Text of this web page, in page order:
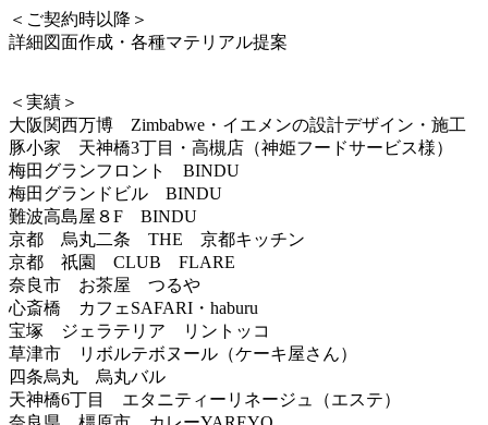
＜ご契約時以降＞
詳細図面作成・各種マテリアル提案
＜実績＞
大阪関西万博 Zimbabwe・イエメンの設計デザイン・施工
豚小家 天神橋3丁目・高槻店（神姫フードサービス様）
梅田グランフロント BINDU
梅田グランドビル BINDU
難波高島屋８F BINDU
京都 烏丸二条 THE 京都キッチン
京都 祇園 CLUB FLARE
奈良市 お茶屋 つるや
心斎橋 カフェSAFARI・haburu
宝塚 ジェラテリア リントッコ
草津市 リボルテボヌール（ケーキ屋さん）
四条烏丸 烏丸バル
天神橋6丁目 エタニティーリネージュ（エステ）